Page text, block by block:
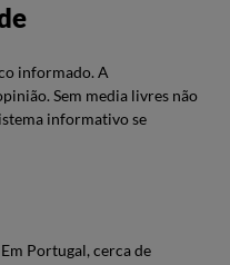
informado. A
Sem media livres não
informativo se
Portugal, cerca de